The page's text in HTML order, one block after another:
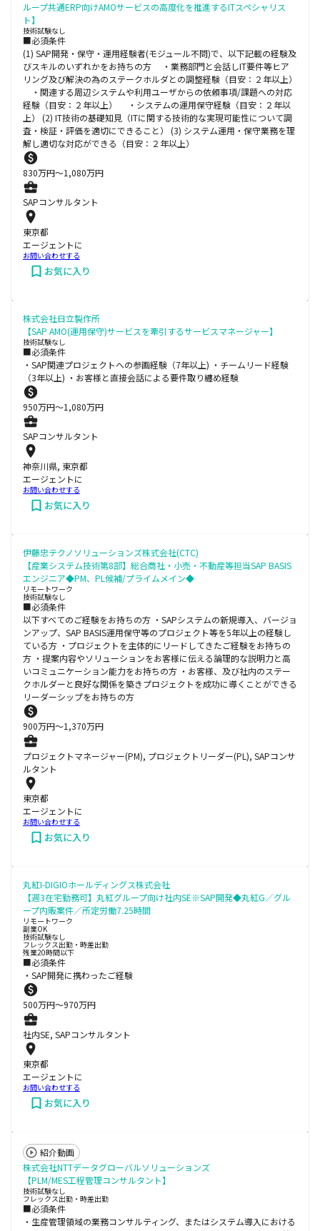
ループ共通ERP向けAMOサービスの高度化を推進するITスペシャリス
ト】
技術試験なし
■必須条件
(1) SAP開発・保守・運用経験者(モジュール不問)で、以下記載の経験及
びスキルのいずれかをお持ちの方 ・業務部門と会話しIT要件等ヒア
リング及び解決の為のステークホルダとの調整経験（目安：２年以上）
・関連する周辺システムや利用ユーザからの依頼事項/課題への対応
経験（目安：２年以上） ・システムの運用保守経験（目安：２年以
上） (2) IT技術の基礎知見（ITに関する技術的な実現可能性について調
査・検証・評価を適切にできること） (3) システム運用・保守業務を理
解し適切な対応ができる（目安：２年以上）
830万円〜1,080万円
SAPコンサルタント
東京都
エージェントに
お問い合わせする
お気に入り
株式会社日立製作所
【SAP AMO(運用保守)サービスを牽引するサービスマネージャー】
技術試験なし
■必須条件
・SAP関連プロジェクトへの参画経験（7年以上) ・チームリード経験
（3年以上) ・お客様と直接会話による要件取り纏め経験
950万円〜1,080万円
SAPコンサルタント
神奈川県, 東京都
エージェントに
お問い合わせする
お気に入り
伊藤忠テクノソリューションズ株式会社(CTC)
【産業システム技術第8部】総合商社・小売・不動産等担当SAP BASIS
エンジニア◆PM、PL候補/プライムメイン◆
リモートワーク
技術試験なし
■必須条件
以下すべてのご経験をお持ちの方 ・SAPシステムの新規導入、バージョ
ンアップ、SAP BASIS運用保守等のプロジェクト等を5年以上の経験し
ている方 ・プロジェクトを主体的にリードしてきたご経験をお持ちの
方 ・提案内容やソリューションをお客様に伝える論理的な説明力と高
いコミュニケーション能力をお持ちの方 ・お客様、及び社内のステー
クホルダーと良好な関係を築きプロジェクトを成功に導くことができる
リーダーシップをお持ちの方
900万円〜1,370万円
プロジェクトマネージャー(PM), プロジェクトリーダー(PL), SAPコンサ
ルタント
東京都
エージェントに
お問い合わせする
お気に入り
丸紅I-DIGIOホールディングス株式会社
【週3在宅勤務可】丸紅グループ向け社内SE※SAP開発◆丸紅G／グル
ープ内販案件／所定労働7.25時間
リモートワーク
副業OK
技術試験なし
フレックス出勤・時差出勤
残業20時間以下
■必須条件
・SAP開発に携わったご経験
500万円〜970万円
社内SE, SAPコンサルタント
東京都
エージェントに
お問い合わせする
お気に入り
紹介動画
株式会社NTTデータグローバルソリューションズ
【PLM/MES工程管理コンサルタント】
技術試験なし
フレックス出勤・時差出勤
■必須条件
・生産管理領域の業務コンサルティング、またはシステム導入における